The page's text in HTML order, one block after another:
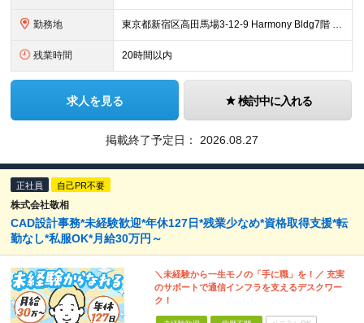
勤務地 東京都新宿区高田馬場3-12-9 Harmony Bldg7階 ☆旧事務所から近くの新築ビルに2026年7月末に移転完了☆ 旧事務所住所：東京都新宿区高田馬場3-14-3 八達ビル 1F （旧事務
残業時間 20時間以内
求人を見る 検討中に入れる
掲載終了予定日： 2026.08.27
正社員 自己PR不要
株式会社敬相
CAD設計事務*未経験歓迎*年休127日*残業少なめ*資格取得支援*転
勤なし*私服OK*月給30万円～
＼未経験から一生モノの「手に職」を！／ 充実
のサポートで通信インフラを支えるデスクワー
ク！